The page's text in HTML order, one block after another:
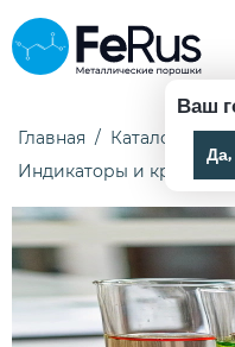
Ваш
Да,
Главная Каталог
Индикаторы и красители